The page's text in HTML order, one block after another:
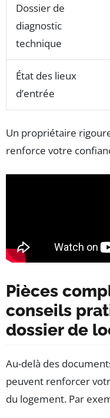
Dossier de
diagnostic
technique
État des lieux
d’entrée
Un propriétaire
renforce votre
Pièces
conseils
dossier de
Au-delà des
peuvent renforcer
du logement. Par